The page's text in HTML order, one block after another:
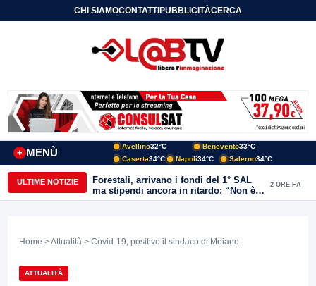
CHI SIAMOCONTATTIPUBBLICITÀCERCA
MENÙ
+
Avellino32°C Benevento33°C
Caserta34°C Napoli34°C Salerno34°C
ULTIME NOTIZIE
Forestali, arrivano i fondi del 1° SAL
ma stipendi ancora in ritardo: “Non è
più sostenibile”
2 ORE FA
Home >Attualità > Covid-19, positivo il sindaco di Moiano
ATTUALITÀ